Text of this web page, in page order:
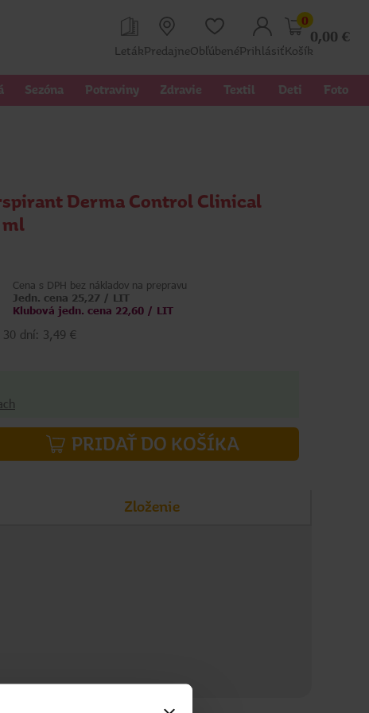
LetákPredajneObľúbenéPrihlásiť
0
0,00 €
Košík
Sezóna Potraviny Zdravie Textil Deti Foto
Derma Control Clinical
ml
Cena s DPH bez nákladov na prepravu
Jedn. cena 25,27 / LIT
Klubová jedn. cena 22,60 / LIT
30 dní: 3,49 €
PRIDAŤ DO KOŠÍKA
Zloženie